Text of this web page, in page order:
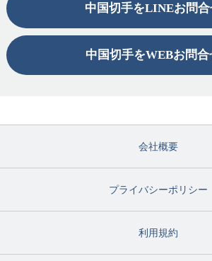
中国切手をLINEお問
中国切手をWEBお問合
会社概要
プライバシーポリシー
利用規約